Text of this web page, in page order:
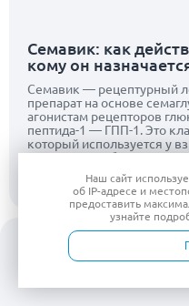
Семавик: как
кому он
Семавик — рецептурный
препарат на основе
агонистам рецепторов
пептида-1 — ГПП-1. Это
который используется у
сахарным диабетом 2
контроля глюкозы крови
физической активности.
Наш сайт
об IP-адресе и
предоставить
узнайте